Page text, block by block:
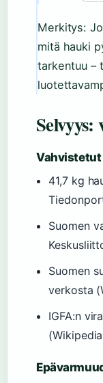
Merkitys:
mitä hauki
tarkentuu –
41,7 kg
Suomen
Suomen
verkosta
IGFA:n